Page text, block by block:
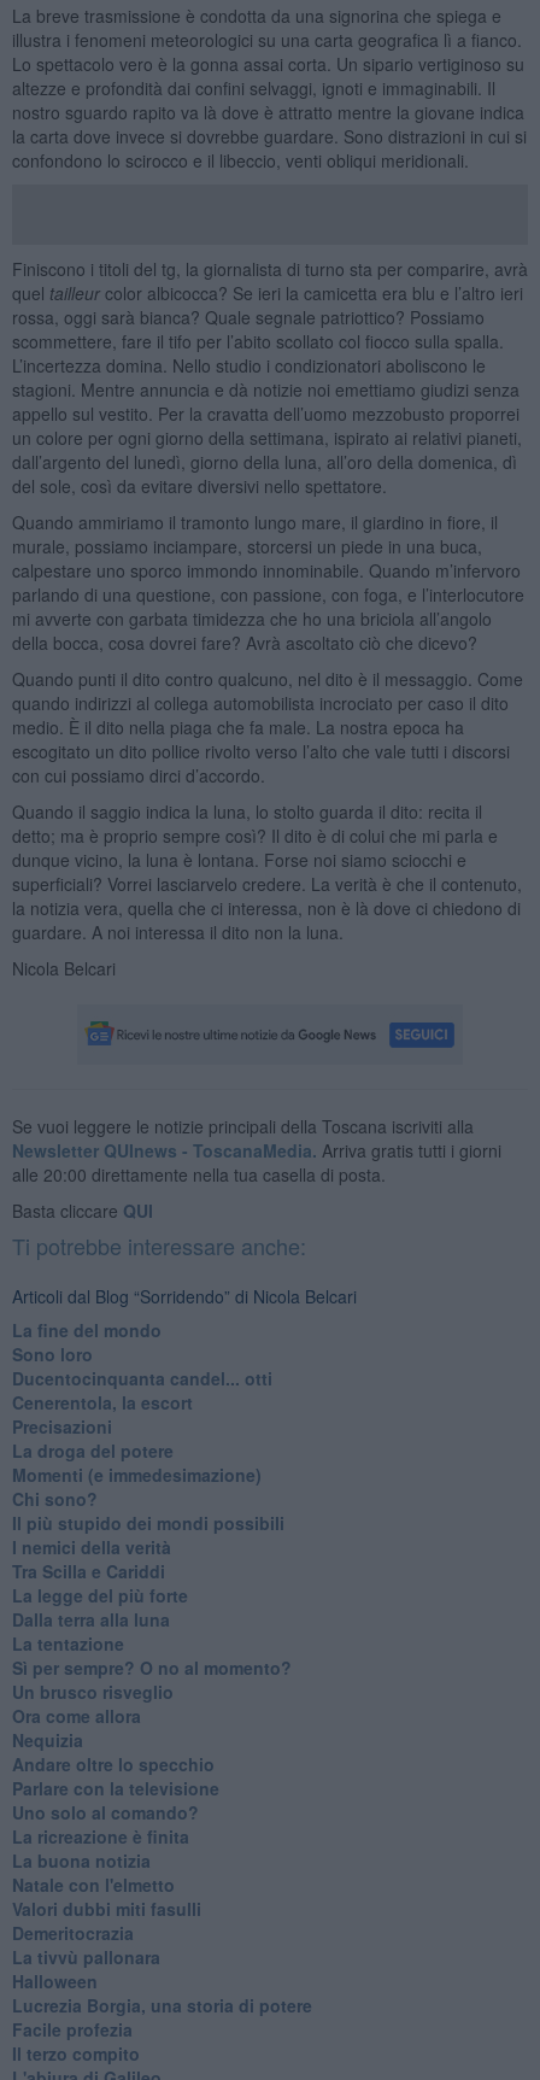
La breve trasmissione è condotta da una signorina che spiega e
illustra i fenomeni meteorologici su una carta geografica lì a fianco.
Lo spettacolo vero è la gonna assai corta. Un sipario vertiginoso su
altezze e profondità dai confini selvaggi, ignoti e immaginabili. Il
nostro sguardo rapito va là dove è attratto mentre la giovane indica
la carta dove invece si dovrebbe guardare. Sono distrazioni in cui si
confondono lo scirocco e il libeccio, venti obliqui meridionali.
Finiscono i titoli del tg, la giornalista di turno sta per comparire, avrà
quel tailleurcolor albicocca? Se ieri la camicetta era blu e l’altro ieri
rossa, oggi sarà bianca? Quale segnale patriottico? Possiamo
scommettere, fare il tifo per l’abito scollato col fiocco sulla spalla.
L’incertezza domina. Nello studio i condizionatori aboliscono le
stagioni. Mentre annuncia e dà notizie noi emettiamo giudizi senza
appello sul vestito. Per la cravatta dell’uomo mezzobusto proporrei
un colore per ogni giorno della settimana, ispirato ai relativi pianeti,
dall’argento del lunedì, giorno della luna, all’oro della domenica, dì
del sole, così da evitare diversivi nello spettatore.
Quando ammiriamo il tramonto lungo mare, il giardino in fiore, il
murale, possiamo inciampare, storcersi un piede in una buca,
calpestare uno sporco immondo innominabile. Quando m’infervoro
parlando di una questione, con passione, con foga, e l’interlocutore
mi avverte con garbata timidezza che ho una briciola all’angolo
della bocca, cosa dovrei fare? Avrà ascoltato ciò che dicevo?
Quando punti il dito contro qualcuno, nel dito è il messaggio. Come
quando indirizzi al collega automobilista incrociato per caso il dito
medio. È il dito nella piaga che fa male. La nostra epoca ha
escogitato un dito pollice rivolto verso l’alto che vale tutti i discorsi
con cui possiamo dirci d’accordo.
Quando il saggio indica la luna, lo stolto guarda il dito: recita il
detto; ma è proprio sempre così? Il dito è di colui che mi parla e
dunque vicino, la luna è lontana. Forse noi siamo sciocchi e
superficiali? Vorrei lasciarvelo credere. La verità è che il contenuto,
la notizia vera, quella che ci interessa, non è là dove ci chiedono di
guardare. A noi interessa il dito non la luna.
Nicola Belcari
Se vuoi leggere le notizie principali della Toscana iscriviti alla
Newsletter QUInews - ToscanaMedia. Arriva gratis tutti i giorni
alle 20:00 direttamente nella tua casella di posta.
Basta cliccare QUI
Ti potrebbe interessare anche:
Articoli dal Blog “Sorridendo” di Nicola Belcari
La fine del mondo
Sono loro
Ducentocinquanta candel... otti
Cenerentola, la escort
Precisazioni
La droga del potere
Momenti (e immedesimazione)
Chi sono?
Il più stupido dei mondi possibili
I nemici della verità
Tra Scilla e Cariddi
La legge del più forte
Dalla terra alla luna
La tentazione
​Sì per sempre? O no al momento?
Un brusco risveglio
Ora come allora
Nequizia
Andare oltre lo specchio
Parlare con la televisione
Uno solo al comando?
La ricreazione è finita
La buona notizia
Natale con l'elmetto
Valori dubbi miti fasulli
Demeritocrazia
La tivvù pallonara
Halloween
​Lucrezia Borgia, una storia di potere
Facile profezia
Il terzo compito